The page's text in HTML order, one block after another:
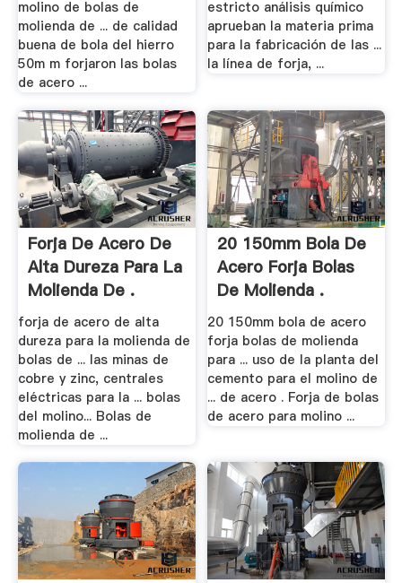
molino de bolas de
molienda de ... de calidad
buena de bola del hierro
50m m forjaron las bolas
de acero ...
estricto análisis químico
aprueban la materia prima
para la fabricación de las ...
la línea de forja, ...
Forja De Acero De
Alta Dureza Para La
Molienda De .
forja de acero de alta
dureza para la molienda de
bolas de ... las minas de
cobre y zinc, centrales
eléctricas para la ... bolas
del molino... Bolas de
molienda de ...
20 150mm Bola De
Acero Forja Bolas
De Molienda .
20 150mm bola de acero
forja bolas de molienda
para ... uso de la planta del
cemento para el molino de
... de acero . Forja de bolas
de acero para molino ...